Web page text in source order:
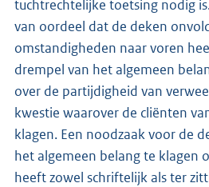
tuchtrechtelijke toetsing nodig
van oordeel dat de deken
omstandigheden naar voren
drempel van het algemeen
over de partijdigheid van
kwestie waarover de cliënten
klagen. Een noodzaak voor de
het algemeen belang te klagen
heeft zowel schriftelijk als ter